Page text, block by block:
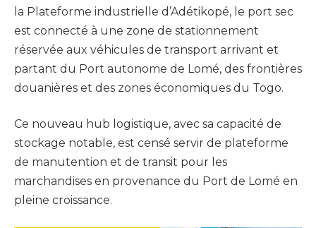
la Plateforme industrielle d’Adétikopé, le port sec
est connecté à une zone de stationnement
réservée aux véhicules de transport arrivant et
partant du Port autonome de Lomé, des frontières
douanières et des zones économiques du Togo.
Ce nouveau hub logistique, avec sa capacité de
stockage notable, est censé servir de plateforme
de manutention et de transit pour les
marchandises en provenance du Port de Lomé en
pleine croissance.